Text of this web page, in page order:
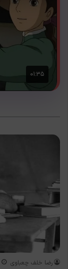
رضا خلف چعباوی